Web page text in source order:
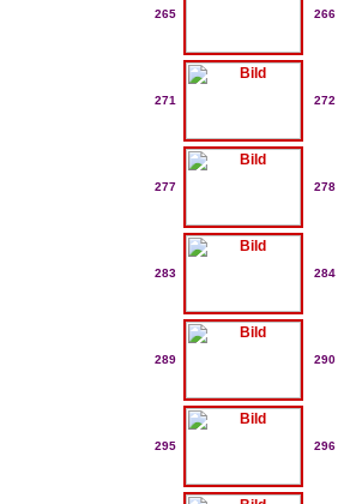
265 266
271 272
277 278
283 284
289 290
295 296